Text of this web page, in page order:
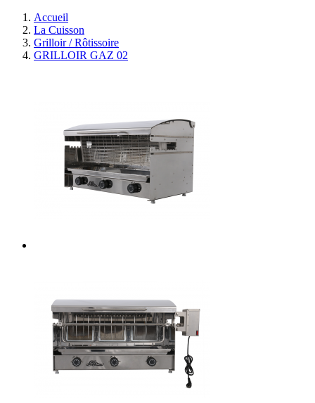
Accueil
La Cuisson
Grilloir / Rôtissoire
GRILLOIR GAZ 02